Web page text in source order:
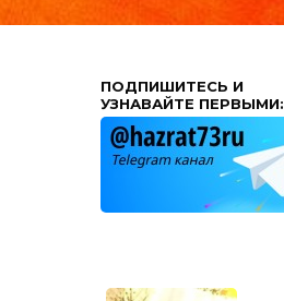
ПОДПИШИТЕСЬ И
УЗНАВАЙТЕ ПЕРВЫМИ: